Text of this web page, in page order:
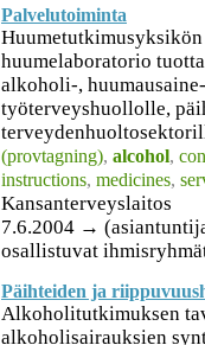
Palvelutoiminta
huumelaboratorio
alkoholi-,
työterveyshuollolle,
(provtagning), alcohol,
instructions, medicines,
Kansanterveyslaitos
7.6.2004 →
osallistuvat
Päihteiden ja
Alkoholitutkimuksen
alkoholisairauksien